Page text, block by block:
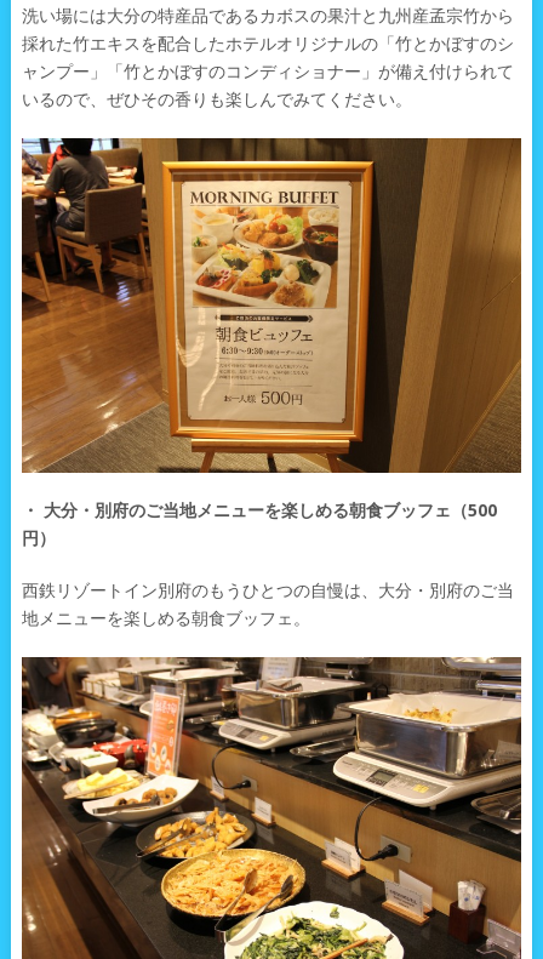
洗い場には大分の特産品であるカボスの果汁と九州産孟宗竹から
採れた竹エキスを配合したホテルオリジナルの「竹とかぼすのシ
ャンプー」「竹とかぼすのコンディショナー」が備え付けられて
いるので、ぜひその香りも楽しんでみてください。
・ 大分・別府のご当地メニューを楽しめる朝食ブッフェ（500
円）
西鉄リゾートイン別府のもうひとつの自慢は、大分・別府のご当
地メニューを楽しめる朝食ブッフェ。